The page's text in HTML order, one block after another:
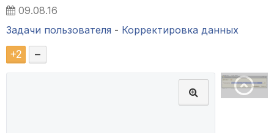
09.08.16
Задачи пользователя - Корректировка данных
+2 –